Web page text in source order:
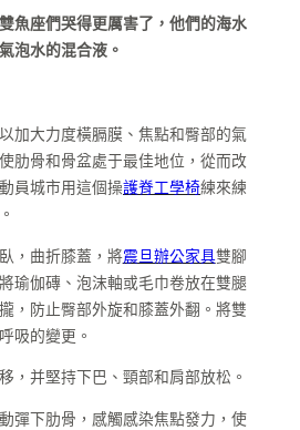
魚座們哭得更厲害了，他們的海水
泡水的混合液。
加大力度橫膈膜、焦點和臀部的氣
肋骨和骨盆處于最佳地位，從而改
員城市用這個操護脊工學椅練來練
，曲折膝蓋，將震旦辦公家具雙腳
瑜伽磚、泡沫軸或毛巾卷放在雙腿
，防止臀部外旋和膝蓋外翻。將雙
吸的變更。
，并堅持下巴、頸部和肩部放松。
彈下肋骨，感觸感染焦點發力，使